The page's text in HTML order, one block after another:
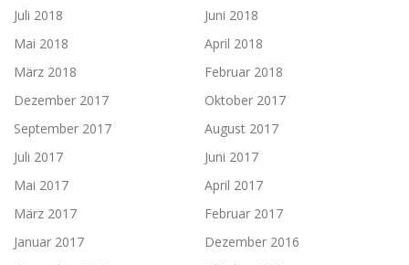
Juli 2018
Juni 2018
Mai 2018
April 2018
März 2018
Februar 2018
Dezember 2017
Oktober 2017
September 2017
August 2017
Juli 2017
Juni 2017
Mai 2017
April 2017
März 2017
Februar 2017
Januar 2017
Dezember 2016